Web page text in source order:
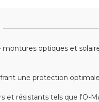
optiques et
une protection
et résistants tels que l'O-